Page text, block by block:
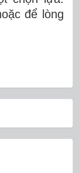
để lòng